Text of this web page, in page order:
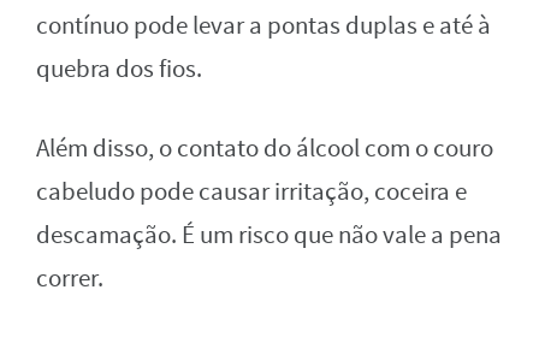
contínuo pode levar a pontas duplas e até à
quebra dos fios.
Além disso, o contato do álcool com o couro
cabeludo pode causar irritação, coceira e
descamação. É um risco que não vale a pena
correr.